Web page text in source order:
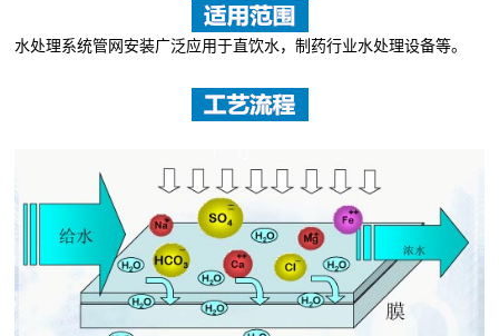
水处理系统管网安装广泛应用于直饮水，制药行业水处理设备等。